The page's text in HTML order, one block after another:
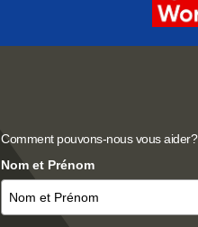
Comment pouvons-nous vous aider?
Nom et Prénom